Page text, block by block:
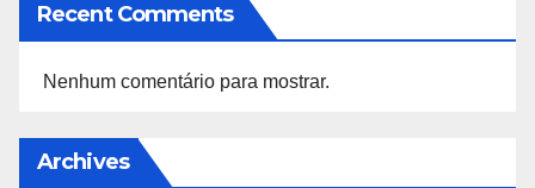
Recent Comments
Nenhum comentário para mostrar.
Archives